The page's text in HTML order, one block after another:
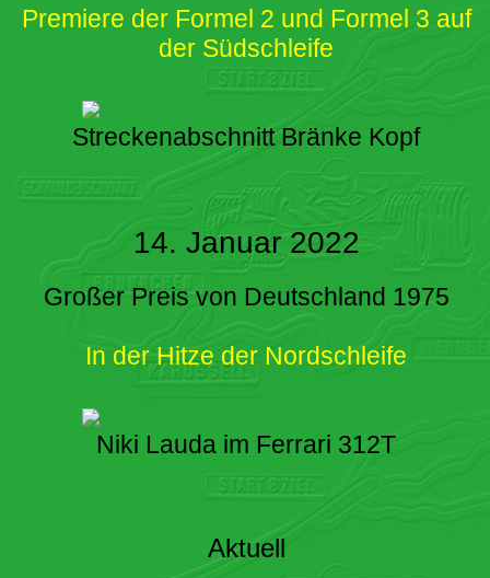
Premiere der Formel 2 und Formel 3 auf
der Südschleife
Streckenabschnitt Bränke Kopf
14. Januar 2022
Großer Preis von Deutschland 1975
In der Hitze der Nordschleife
Niki Lauda im Ferrari 312T
Aktuell